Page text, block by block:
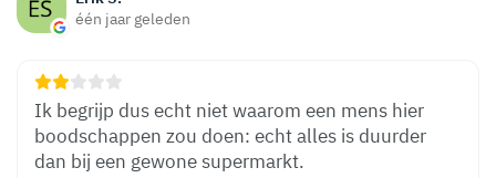
één jaar geleden
Ik begrijp dus echt niet waarom een mens hier
boodschappen zou doen: echt alles is duurder
dan bij een gewone supermarkt.